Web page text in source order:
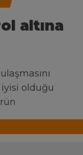
altına
iyisi olduğu